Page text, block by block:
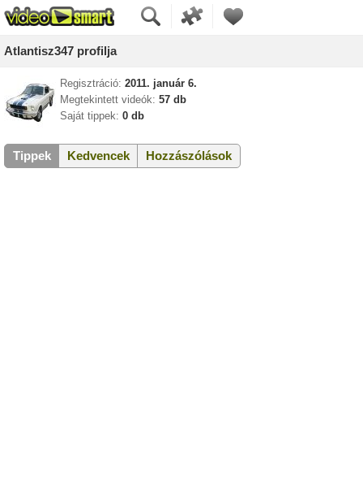
Atlantisz347 profilja
Regisztráció: 2011. január 6.
Megtekintett videók: 57 db
Saját tippek: 0 db
Tippek Kedvencek Hozzászólások